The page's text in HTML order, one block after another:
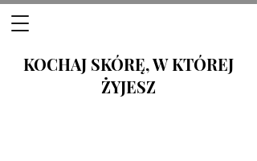
KOCHAJ SKÓRĘ, W KTÓREJ
ŻYJESZ